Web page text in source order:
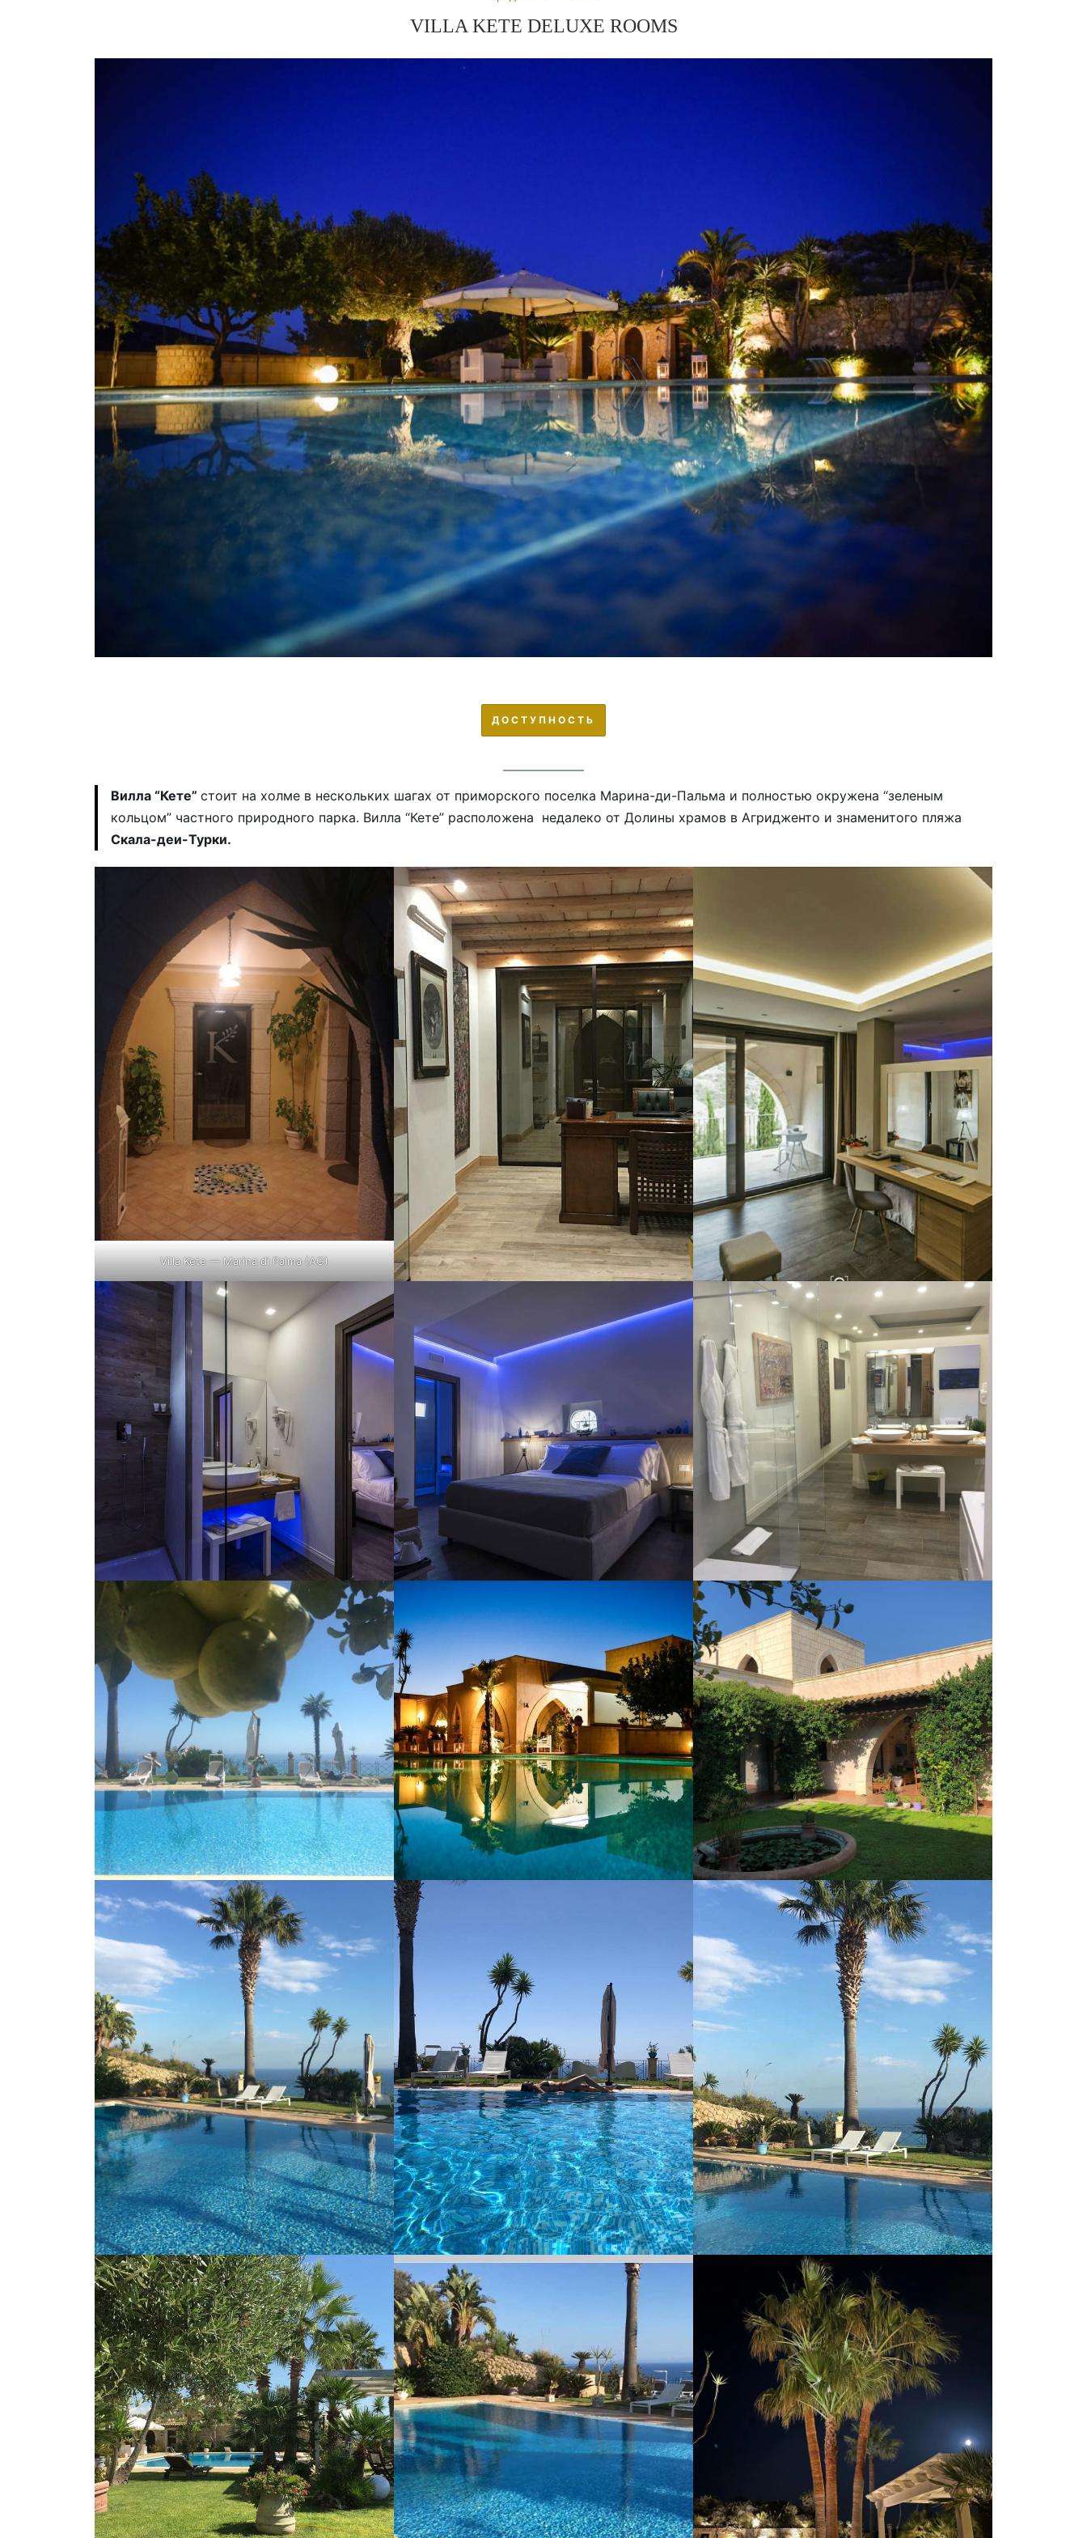
VILLA KETE DELUXE ROOMS
ДОСТУПНОСТЬ
Вилла “Кете” стоит на холме в нескольких шагах от приморского поселка Марина-ди-Пальма и полностью окружена “зеленым
кольцом” частного природного парка. Вилла “Кете” расположена недалеко от Долины храмов в Агридженто и знаменитого пляжа
Скала-деи-Турки.
Villa Kete — Marina di Palma (AG)